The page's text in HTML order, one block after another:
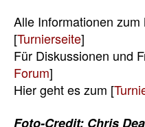
Alle Informationen
[Turnierseite]
Für Diskussionen und
Forum]
Hier geht es zum [
Foto-Credit: Chris